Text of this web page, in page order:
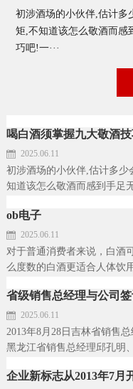
初涉酒场的小伙伴,估计多
矩,不知道该怎么敬酒而感
巧吧!一···
喝白酒须掌握九大敬酒
2025.06.11
初涉酒场的小伙伴,估计多少
知道该怎么敬酒而感到手足
ob电子
2025.06.11
对于普通消费者来说，白酒
么度数的白酒更适合人体饮
省级销售总经理与公司
2025.06.11
2013年8月28日吉林省销售
黑龙江省销售总经理邱孔明
企业新标志从2013年7月